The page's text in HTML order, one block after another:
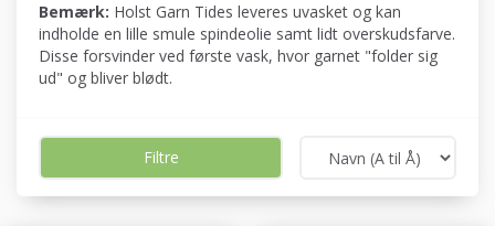
Bemærk: Holst Garn Tides leveres uvasket og kan
indholde en lille smule spindeolie samt lidt overskudsfarve.
Disse forsvinder ved første vask, hvor garnet "folder sig
ud" og bliver blødt.
Filtre